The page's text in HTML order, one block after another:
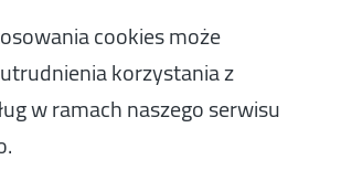
cookies może
korzystania z
w ramach naszego serwisu